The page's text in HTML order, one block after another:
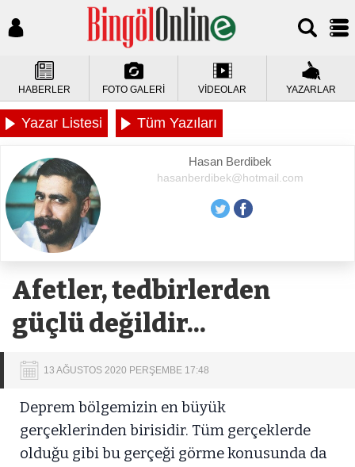
HABERLER FOTO GALERİ VİDEOLAR YAZARLAR
Yazar Listesi Tüm Yazıları
Hasan Berdibek
hasanberdibek@hotmail.com
Afetler, tedbirlerden
güçlü değildir...
13 AĞUSTOS 2020 PERŞEMBE 17:48
Deprem bölgemizin en büyük
gerçeklerinden birisidir. Tüm gerçeklerde
olduğu gibi bu gerçeği görme konusunda da